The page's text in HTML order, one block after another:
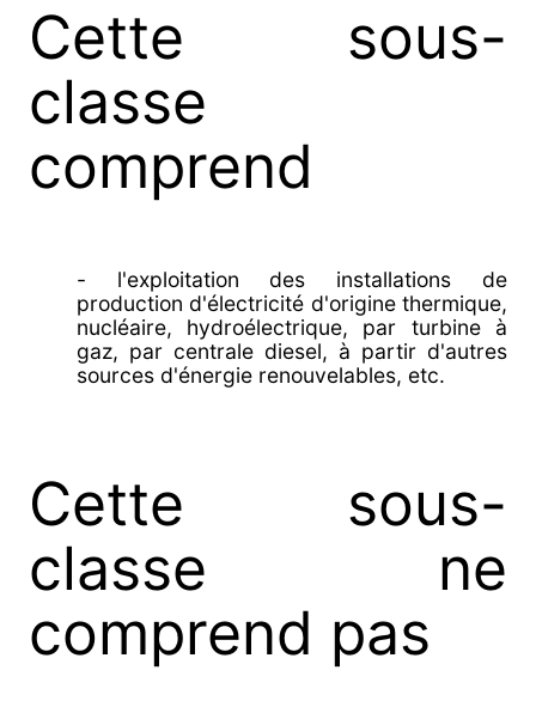
Cette sous-
classe
comprend
- l'exploitation des installations de
production d'électricité d'origine thermique,
nucléaire, hydroélectrique, par turbine à
gaz, par centrale diesel, à partir d'autres
sources d'énergie renouvelables, etc.
Cette sous-
classe ne
comprend pas